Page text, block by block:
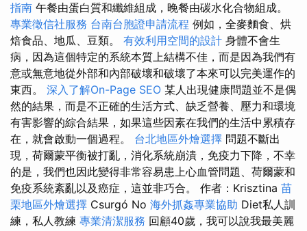
指南 午餐由蛋白質和纖維組成，晚餐由碳水化合物組成。
專業徵信社服務 台南台胞證申請流程 例如，全麥麵食、烘
焙食品、地瓜、豆類。 有效利用空間的設計 身體不會生
病，因為這個特定的系統本質上結構不佳，而是因為我們有
意或無意地從外部和內部破壞和破壞了本來可以完美運作的
東西。 深入了解On-Page SEO 某人出現健康問題並不是偶
然的結果，而是不正確的生活方式、缺乏營養、壓力和環境
有害影響的綜合結果，如果這些因素在我們的生活中累積存
在，就會啟動一個過程。 台北地區外燴選擇 問題不斷出
現，荷爾蒙平衡被打亂，消化系統崩潰，免疫力下降，不幸
的是，我們也因此變得非常容易患上心血管問題、荷爾蒙和
免疫系統紊亂以及癌症，這並非巧合。 作者：Krisztina 苗
栗地區外燴選擇 Csurgó No 海外抓姦專業協助 Diet私人訓
練，私人教練 專業清潔服務 回顧40歲，我可以說我最美麗